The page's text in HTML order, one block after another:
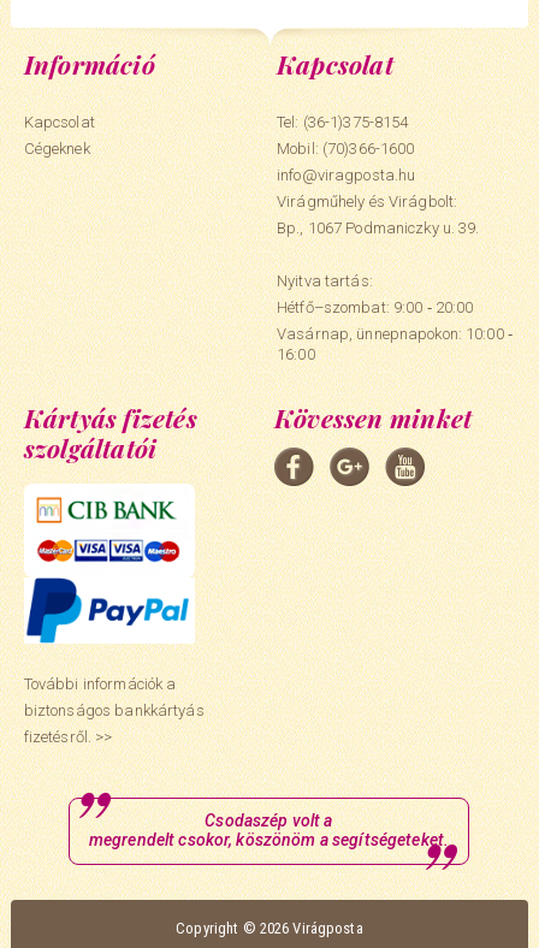
Információ
Kapcsolat
Cégeknek
Kapcsolat
Tel: (36-1)375-8154
Mobil:(70)366-1600
info@viragposta.hu
Virágműhely és Virágbolt:
Bp., 1067 Podmaniczky u. 39.
Nyitva tartás:
Hétfő–szombat: 9:00 ‑ 20:00
Vasárnap, ünnepnapokon: 10:00 ‑
16:00
Kártyás fizetés
szolgáltatói
További információk a
biztonságos bankkártyás
fizetésről. >>
Kövessen minket
Csodaszép volt a
megrendelt csokor, köszönöm a segítségeteket.
Copyright © 2026 Virágposta